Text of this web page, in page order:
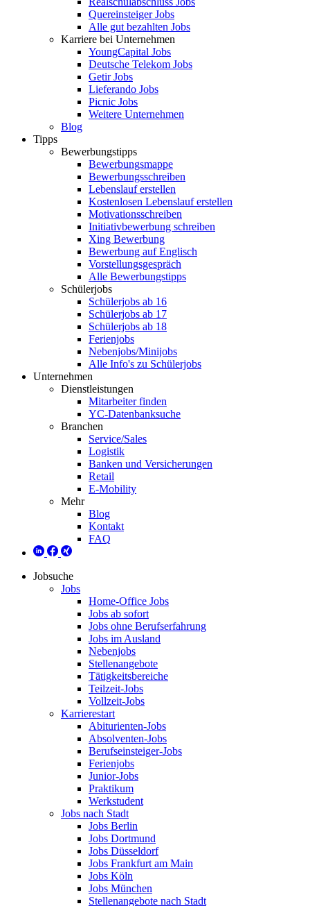
Quereinsteiger Jobs
Alle gut bezahlten Jobs
Karriere bei Unternehmen
YoungCapital Jobs
Deutsche Telekom Jobs
Getir Jobs
Lieferando Jobs
Picnic Jobs
Weitere Unternehmen
Blog
Tipps
Bewerbungstipps
Bewerbungsmappe
Bewerbungsschreiben
Lebenslauf erstellen
Kostenlosen Lebenslauf erstellen
Motivationsschreiben
Initiativbewerbung schreiben
Xing Bewerbung
Bewerbung auf Englisch
Vorstellungsgespräch
Alle Bewerbungstipps
Schülerjobs
Schülerjobs ab 16
Schülerjobs ab 17
Schülerjobs ab 18
Ferienjobs
Nebenjobs/Minijobs
Alle Info's zu Schülerjobs
Unternehmen
Dienstleistungen
Mitarbeiter finden
YC-Datenbanksuche
Branchen
Service/Sales
Logistik
Banken und Versicherungen
Retail
E-Mobility
Mehr
Blog
Kontakt
FAQ
Jobsuche
Jobs
Home-Office Jobs
Jobs ab sofort
Jobs ohne Berufserfahrung
Jobs im Ausland
Nebenjobs
Stellenangebote
Tätigkeitsbereiche
Teilzeit-Jobs
Vollzeit-Jobs
Karrierestart
Abiturienten-Jobs
Absolventen-Jobs
Berufseinsteiger-Jobs
Ferienjobs
Junior-Jobs
Praktikum
Werkstudent
Jobs nach Stadt
Jobs Berlin
Jobs Dortmund
Jobs Düsseldorf
Jobs Frankfurt am Main
Jobs Köln
Jobs München
Stellenangebote nach Stadt